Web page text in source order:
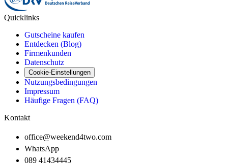
Quicklinks
Gutscheine kaufen
Entdecken (Blog)
Firmenkunden
Datenschutz
Cookie-Einstellungen
Nutzungsbedingungen
Impressum
Häufige Fragen (FAQ)
Kontakt
office@weekend4two.com
WhatsApp
089 41434445